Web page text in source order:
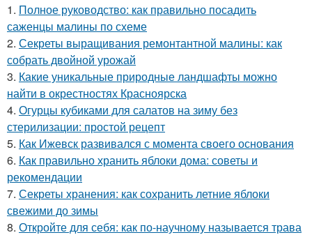
1. Полное руководство: как правильно посадить
саженцы малины по схеме
2. Секреты выращивания ремонтантной малины: как
собрать двойной урожай
3. Какие уникальные природные ландшафты можно
найти в окрестностях Красноярска
4. Огурцы кубиками для салатов на зиму без
стерилизации: простой рецепт
5. Как Ижевск развивался с момента своего основания
6. Как правильно хранить яблоки дома: советы и
рекомендации
7. Секреты хранения: как сохранить летние яблоки
свежими до зимы
8. Откройте для себя: как по-научному называется трава